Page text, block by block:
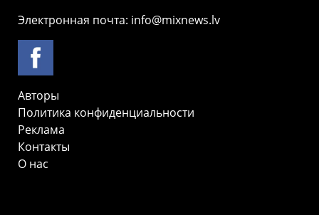
Электронная почта: info@mixnews.lv
Авторы
Политика конфиденциальности
Реклама
Контакты
О нас